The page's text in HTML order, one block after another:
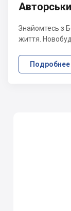
Знайомтесь з
життя.
Подробнее